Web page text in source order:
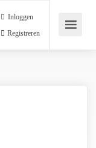
Inloggen
Registreren